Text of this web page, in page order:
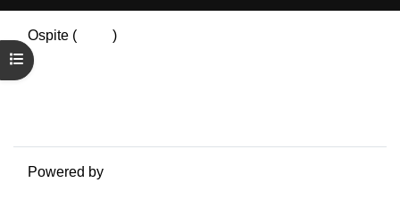
Apri indice del corso
Ospite (
)
Riepilogo della conservazione dei dati
Politiche
Powered by